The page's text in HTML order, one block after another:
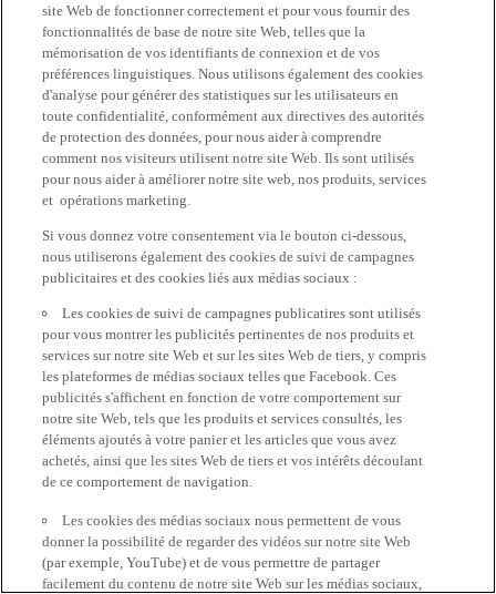
site Web de fonctionner correctement et pour vous fournir des
fonctionnalités de base de notre site Web, telles que la
mémorisation de vos identifiants de connexion et de vos
préférences linguistiques. Nous utilisons également des cookies
d'analyse pour générer des statistiques sur les utilisateurs en
toute confidentialité, conformément aux directives des autorités
de protection des données, pour nous aider à comprendre
comment nos visiteurs utilisent notre site Web. Ils sont utilisés
pour nous aider à améliorer notre site web, nos produits, services
et opérations marketing.
Si vous donnez votre consentement via le bouton ci-dessous,
nous utiliserons également des cookies de suivi de campagnes
publicitaires et des cookies liés aux médias sociaux :
Les cookies de suivi de campagnes publicatires sont utilisés
pour vous montrer les publicités pertinentes de nos produits et
services sur notre site Web et sur les sites Web de tiers, y compris
les plateformes de médias sociaux telles que Facebook. Ces
publicités s'affichent en fonction de votre comportement sur
notre site Web, tels que les produits et services consultés, les
éléments ajoutés à votre panier et les articles que vous avez
achetés, ainsi que les sites Web de tiers et vos intérêts découlant
de ce comportement de navigation.
Les cookies des médias sociaux nous permettent de vous
donner la possibilité de regarder des vidéos sur notre site Web
(par exemple, YouTube) et de vous permettre de partager
facilement du contenu de notre site Web sur les médias sociaux,